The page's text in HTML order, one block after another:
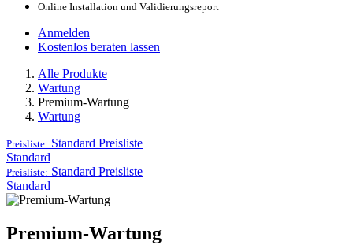
Online Installation und Validierungsreport
Anmelden
Kostenlos beraten lassen
Alle Produkte
Wartung
Premium-Wartung
Wartung
Preisliste: Standard Preisliste
Standard
Preisliste: Standard Preisliste
Standard
Premium-Wartung